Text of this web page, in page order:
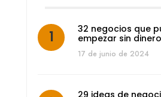
32 negocios que
empezar sin dinero
17 de junio de 2024